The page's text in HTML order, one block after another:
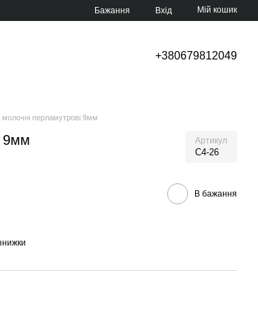
Бажання Вхід Мій кошик
+380679812049
молочні перламутрові 9мм
9мм Артикул
С4-26
В бажання